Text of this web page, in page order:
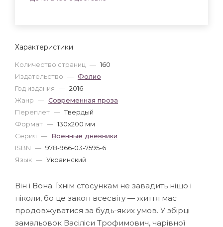
Характеристики
Количество страниц — 160
Издательство — Фолио
Год издания — 2016
Жанр — Современная проза
Переплет — Твердый
Формат — 130x200 мм
Серия — Военные дневники
ISBN — 978-966-03-7595-6
Язык — Украинский
Він і Вона. Їхнім стосункам не завадить ніщо і
ніколи, бо це закон всесвіту — життя має
продовжуватися за будь-яких умов. У збірці
замальовок Васіліси Трофимович, чарівної